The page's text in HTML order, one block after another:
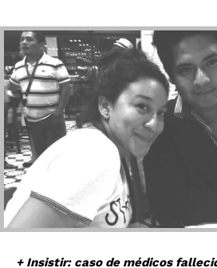
+ Insistir: caso de médicos